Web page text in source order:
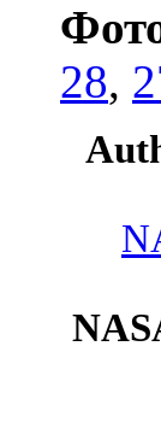
28,